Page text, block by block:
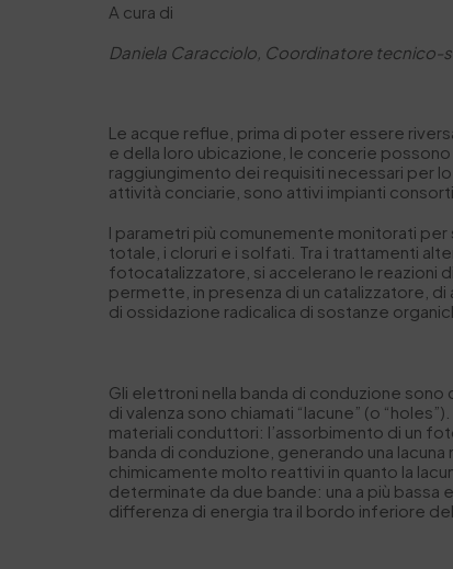
A cura di
Daniela Caracciolo, Coordinatore tecnico-
Le acque reflue, prima di poter essere
e della loro ubicazione, le concerie
raggiungimento dei requisiti necessari per
attività conciarie, sono attivi impianti
I parametri più comunemente monitorati
totale, i cloruri e i solfati. Tra i trattamenti
fotocatalizzatore, si accelerano le reazioni
permette, in presenza di un catalizzatore,
di ossidazione radicalica di sostanze
Gli elettroni nella banda di conduzione
di valenza sono chiamati “lacune” (o
materiali conduttori: l’assorbimento di un
banda di conduzione, generando una
chimicamente molto reattivi in quanto la
determinate da due bande: una a più bassa
differenza di energia tra il bordo inferiore